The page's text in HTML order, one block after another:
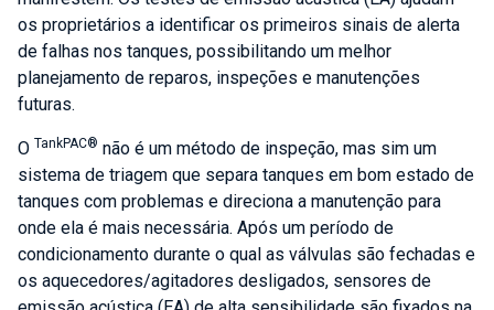
os proprietários a identificar os primeiros sinais de alerta
de falhas nos tanques, possibilitando um melhor
planejamento de reparos, inspeções e manutenções
futuras.
O TankPAC® não é um método de inspeção, mas sim um
sistema de triagem que separa tanques em bom estado de
tanques com problemas e direciona a manutenção para
onde ela é mais necessária. Após um período de
condicionamento durante o qual as válvulas são fechadas e
os aquecedores/agitadores desligados, sensores de